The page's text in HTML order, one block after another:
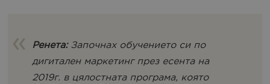
Ренета:Започнах обучението си по
дигитален маркетинг през есента на
2019г. в цялостната програма, която